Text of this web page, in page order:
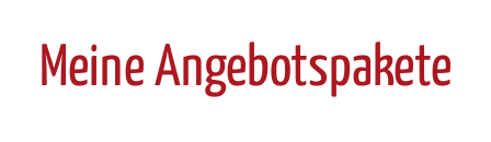
Meine Angebotspakete